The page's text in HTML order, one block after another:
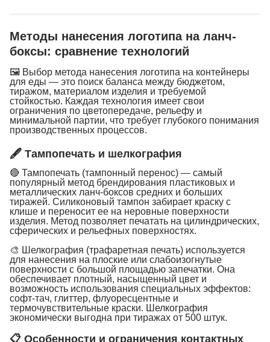
Методы нанесения логотипа на ланч-
боксы: сравнение технологий
🖼 Выбор метода нанесения логотипа на контейнеры
для еды — это поиск баланса между бюджетом,
тиражом, материалом изделия и требуемой
стойкостью. Каждая технология имеет свои
ограничения по цветопередаче, рельефу и
минимальной партии, что требует глубокого понимания
производственных процессов.
🖋 Тампопечать и шелкография
🔴 Тампопечать (тампонный перенос) — самый
популярный метод брендирования пластиковых и
металлических ланч-боксов средних и больших
тиражей. Силиконовый тампон забирает краску с
клише и переносит ее на неровные поверхности
изделия. Метод позволяет печатать на цилиндрических,
сферических и рельефных поверхностях.
🎨 Шелкография (трафаретная печать) используется
для нанесения на плоские или слабоизогнутые
поверхности с большой площадью запечатки. Она
обеспечивает плотный, насыщенный цвет и
возможность использования специальных эффектов:
софт-тач, глиттер, флуоресцентные и
термочувствительные краски. Шелкография
экономически выгодна при тиражах от 500 штук.
📋 Особенности и ограничения контактных